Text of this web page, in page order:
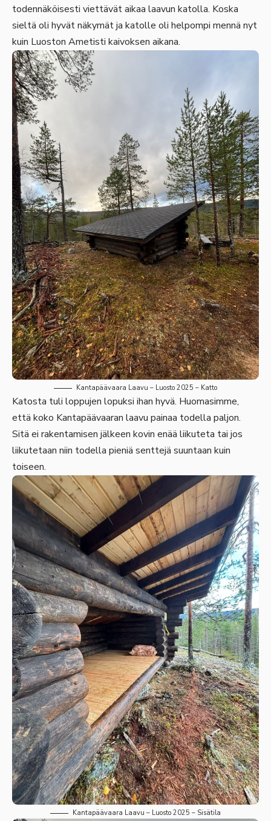
todennäköisesti viettävät aikaa laavun katolla. Koska
sieltä oli hyvät näkymät ja katolle oli helpompi mennä nyt
kuin Luoston Ametisti kaivoksen aikana.
Kantapäävaara Laavu – Luosto 2025 – Katto
Katosta tuli loppujen lopuksi ihan hyvä. Huomasimme,
että koko Kantapäävaaran laavu painaa todella paljon.
Sitä ei rakentamisen jälkeen kovin enää liikuteta tai jos
liikutetaan niin todella pieniä senttejä suuntaan kuin
toiseen.
Kantapäävaara Laavu – Luosto 2025 – Sisätila